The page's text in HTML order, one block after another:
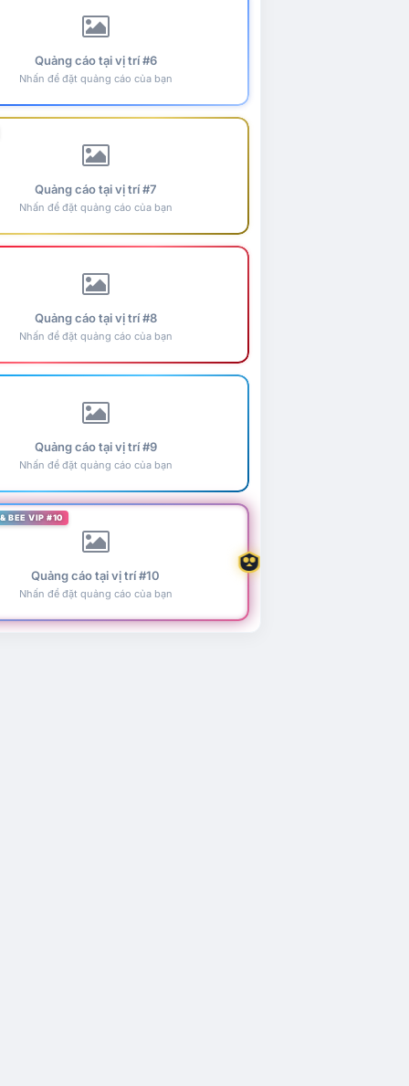
Quảng cáo tại vị trí #6
Nhấn để đặt quảng cáo của bạn
Quảng cáo tại vị trí #7
Nhấn để đặt quảng cáo của bạn
Quảng cáo tại vị trí #8
Nhấn để đặt quảng cáo của bạn
Quảng cáo tại vị trí #9
Nhấn để đặt quảng cáo của bạn
BEE VIP #10
Quảng cáo tại vị trí #10
Nhấn để đặt quảng cáo của bạn